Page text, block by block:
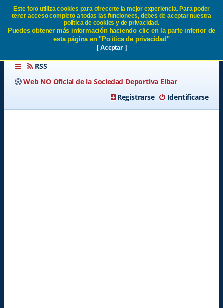
EIBAR, CANTERA DE
PRIMERA SD Eibar
RSS
Web NO Oficial de la Sociedad Deportiva Eibar
Identificarse
Registrarse
Este foro utiliza cookies para ofrecerte la mejor experiencia. Para poder
tener acceso completo a todas las funcionees, debes de aceptar nuestra
política de cookies y de privacidad.
Puedes obtener más información haciendo clic en la parte inferior de
esta página en "Política de privacidad"
[ Aceptar ]